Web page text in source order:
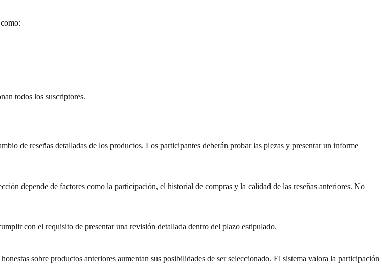
todos los suscriptores.
de reseñas detalladas de los productos. Los participantes deberán probar las piezas y presentar un informe
depende de factores como la participación, el historial de compras y la calidad de las reseñas anteriores. No
con el requisito de presentar una revisión detallada dentro del plazo estipulado.
sobre productos anteriores aumentan sus posibilidades de ser seleccionado. El sistema valora la participación